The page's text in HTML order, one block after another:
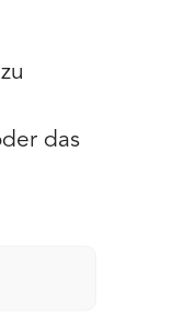
das